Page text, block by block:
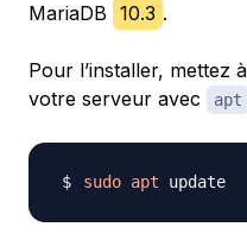
MariaDB 10.3 .
Pour l’installer, mettez
votre serveur avec
apt
sudo apt